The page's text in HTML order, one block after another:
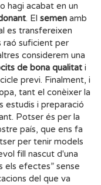
hagi acabat en un
. El semen amb
es transfereixen
raó suficient per
considerem una
de bona qualitat i
previ. Finalment, i
tant el conèixer la
estudis i preparació
Potser és per la
país, que ens fa
per tenir models
fill nascut d'una
els efectes” sense
del que va